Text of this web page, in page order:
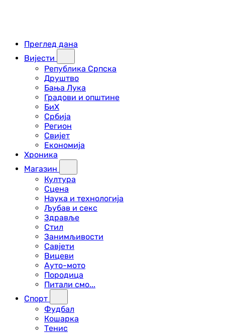
Преглед дана
Вијести
Република Српска
Друштво
Бања Лука
Градови и општине
БиХ
Србија
Регион
Свијет
Економија
Хроника
Магазин
Култура
Сцена
Наука и технологија
Љубав и секс
Здравље
Стил
Занимљивости
Савјети
Вицеви
Ауто-мото
Породица
Питали смо...
Спорт
Фудбал
Кошарка
Тенис